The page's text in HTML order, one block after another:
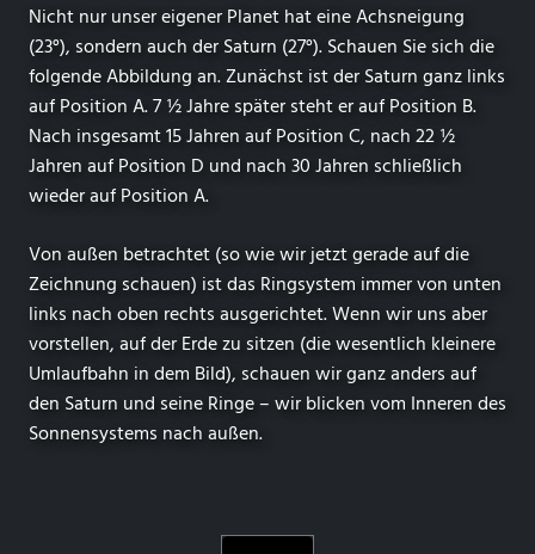
Nicht nur unser eigener Planet hat eine Achsneigung
(23°), sondern auch der Saturn (27°). Schauen Sie sich die
folgende Abbildung an. Zunächst ist der Saturn ganz links
auf Position A. 7 ½ Jahre später steht er auf Position B.
Nach insgesamt 15 Jahren auf Position C, nach 22 ½
Jahren auf Position D und nach 30 Jahren schließlich
wieder auf Position A.
Von außen betrachtet (so wie wir jetzt gerade auf die
Zeichnung schauen) ist das Ringsystem immer von unten
links nach oben rechts ausgerichtet. Wenn wir uns aber
vorstellen, auf der Erde zu sitzen (die wesentlich kleinere
Umlaufbahn in dem Bild), schauen wir ganz anders auf
den Saturn und seine Ringe – wir blicken vom Inneren des
Sonnensystems nach außen.